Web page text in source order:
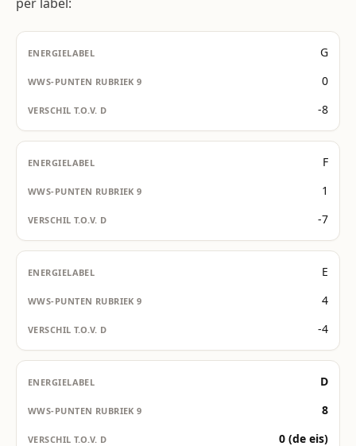
G
0
-8
F
1
-7
E
4
-4
D
8
0 (de eis)